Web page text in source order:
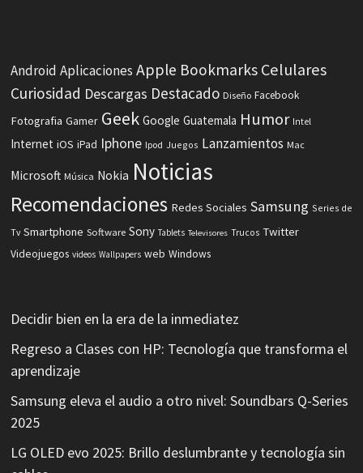
Android Aplicaciones Apple Bookmarks Celulares
Curiosidad Descargas Destacado Diseño Facebook
Fotografia Gamer Geek Google Guatemala Humor Intel
Internet iOS iPad Iphone Ipod Juegos Lanzamientos Mac
Microsoft Música Nokia Noticias
Recomendaciones Redes Sociales Samsung Series de
Tv Smartphone Software Sony Tablets Televisores Trucos Twitter
Videojuegos videos Wallpapers web Windows
Decidir bien en la era de la inmediatez
Regreso a Clases con HP: Tecnología que transforma el
aprendizaje
Samsung eleva el audio a otro nivel: Soundbars Q-Series
2025
LG OLED evo 2025: Brillo deslumbrante y tecnología sin